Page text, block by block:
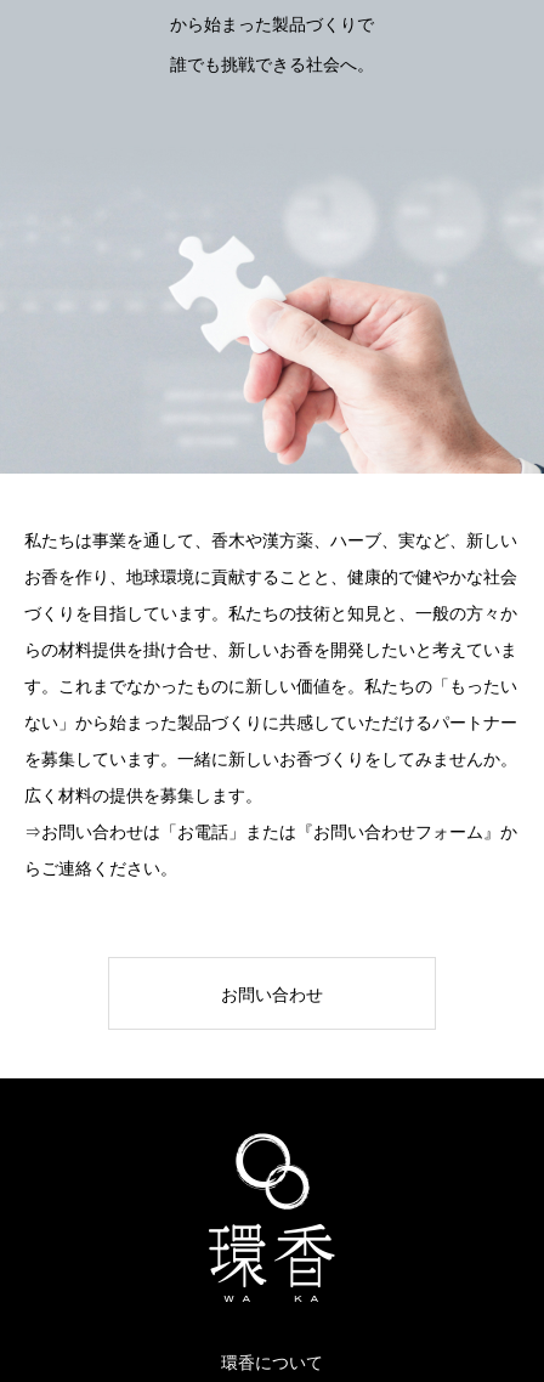
から始まった製品づくりで
誰でも挑戦できる社会へ。
私たちは事業を通して、香木や漢方薬、ハーブ、実など、新しい
お香を作り、地球環境に貢献することと、健康的で健やかな社会
づくりを目指しています。私たちの技術と知見と、一般の方々か
らの材料提供を掛け合せ、新しいお香を開発したいと考えていま
す。これまでなかったものに新しい価値を。私たちの「もったい
ない」から始まった製品づくりに共感していただけるパートナー
を募集しています。一緒に新しいお香づくりをしてみませんか。
広く材料の提供を募集します。
⇒お問い合わせは「お電話」または『お問い合わせフォーム』か
らご連絡ください。
お問い合わせ
環香について